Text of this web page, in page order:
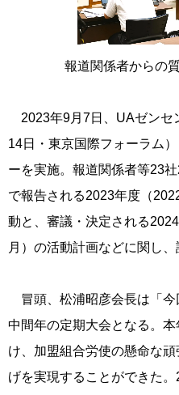
報道関係者からの
2023年9月7日、UAゼンセ
14日・東京国際フォーラム
ーを実施。報道関係者等23
で報告される2023年度（
動と、審議・決定される
月）の活動計画などに関し、
冒頭、松浦昭彦会長は「今
中間年の定期大会となる。
け、加盟組合労使の懸命な
げを実現することができた